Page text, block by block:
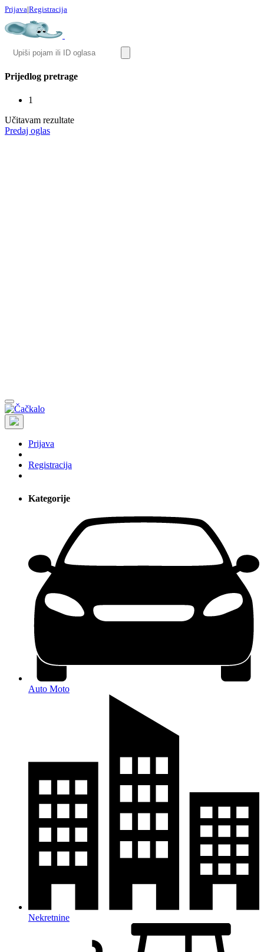
Prijava|Registracija
Prijedlog pretrage
1
Učitavam rezultate
Predaj oglas
Prijava
Registracija
Kategorije
Auto Moto
Nekretnine